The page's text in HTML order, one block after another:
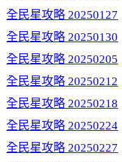
全民星攻略 20250127
全民星攻略 20250130
全民星攻略 20250205
全民星攻略 20250212
全民星攻略 20250218
全民星攻略 20250224
全民星攻略 20250227